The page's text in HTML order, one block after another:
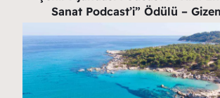
Sanat Podcast’i” Ödülü –